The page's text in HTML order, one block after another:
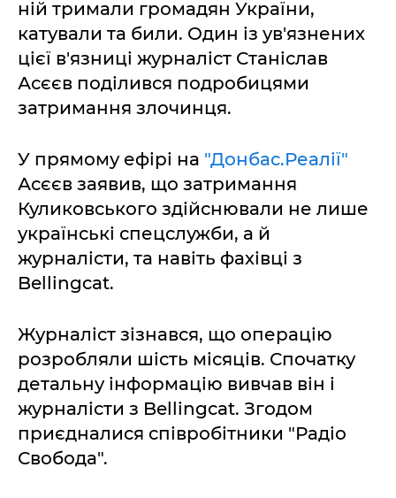
ній тримали громадян України,
катували та били. Один із ув'язнених
цієї в'язниці журналіст Станіслав
Асєєв поділився подробицями
затримання злочинця.
У прямому ефірі на "Донбас.Реалії"
Асєєв заявив, що затримання
Куликовського здійснювали не лише
українські спецслужби, а й
журналісти, та навіть фахівці з
Bellingcat.
Журналіст зізнався, що операцію
розробляли шість місяців. Спочатку
детальну інформацію вивчав він і
журналісти з Bellingcat. Згодом
приєдналися співробітники "Радіо
Свобода".